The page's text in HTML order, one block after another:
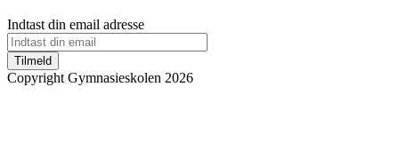
Indtast din email adresse
Tilmeld
Copyright Gymnasieskolen 2026